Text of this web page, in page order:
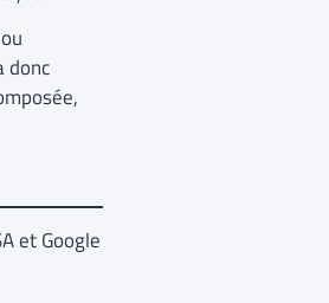
donc
et Google